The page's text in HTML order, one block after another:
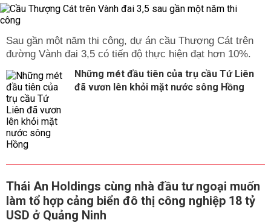
Sau gần một năm thi công, dự án cầu Thượng Cát trên
đường Vành đai 3,5 có tiến độ thực hiện đạt hơn 10%.
Những mét đầu tiên của trụ cầu Tứ Liên
đã vươn lên khỏi mặt nước sông Hồng
Thái An Holdings cùng nhà đầu tư ngoại muốn
làm tổ hợp cảng biển đô thị công nghiệp 18 tỷ
USD ở Quảng Ninh